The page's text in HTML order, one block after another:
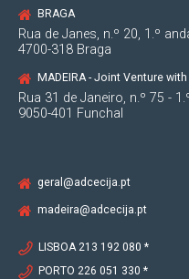
Associada na Antas
Associados.
Formação executiva
Técnico e pela
Business &
BRAGA
Rua de Janes, n.º 20, 1.º
4700-318 Braga
MADEIRA - Joint Venture
Rua 31 de Janeiro, n.º 75 -
9050-401 Funchal
geral@adcecija.pt
madeira@adcecija.pt
LISBOA 213 192 080 *
PORTO 226 051 330 *